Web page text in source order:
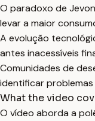
O paradoxo de
levar a maior
A evolução
antes inacessíveis
Comunidades de
identificar
What the video
O vídeo aborda a